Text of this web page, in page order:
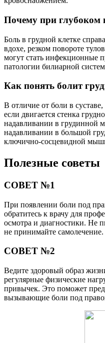
Почему при глубоком
Боль в грудной клетке
вдохе, резком повороте
могут стать инфекционные
патологии билиарной
Как понять болит
В отличие от боли в
если двигается стенка
надавливании в грудинной
надавливании в большой
ключично-сосцевидной
Полезные советы
СОВЕТ №1
При появлении боли под
обратитесь к врачу для
осмотра и диагностики. Не
не принимайте самолечение.
СОВЕТ №2
Ведите здоровый образ
регулярные физические
привычек. Это поможет
вызывающие боли под